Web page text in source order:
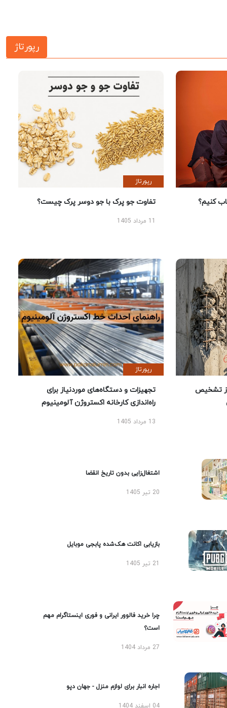
رپورتاژ
کنیم؟
رپورتاژ
تفاوت جو پرک با جو دوسر پرک چیست؟
تشخیص
رپورتاژ
تجهیزات و دستگاه‌های موردنیاز برای
راه‌اندازی کارخانه اکستروژن آلومینیوم
13 مرداد 1405
اشتغال‌زایی بدون تاریخ انقضا
20 تیر 1405
بازیابی اکانت هک‌شده پابجی موبایل
چرا خرید فالوور ایرانی و فوری اینستاگرام مهم
است؟
27 مرداد 1404
اجاره انبار برای لوازم منزل - جهان دپو
04 اسفند 1404